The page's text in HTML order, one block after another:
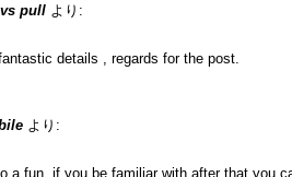
pull より:
details , regards for the post.
より:
a fun, if you be familiar with after that you